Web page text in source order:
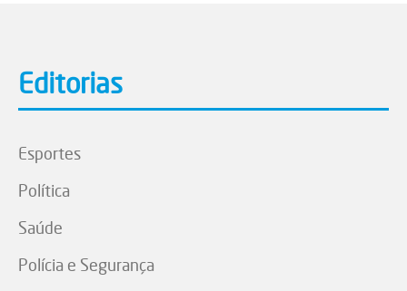
Editorias
Esportes
Política
Saúde
Polícia e Segurança